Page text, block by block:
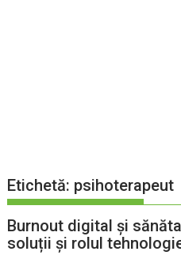
Etichetă: psihoterapeut
Burnout digital și
soluții și rolul